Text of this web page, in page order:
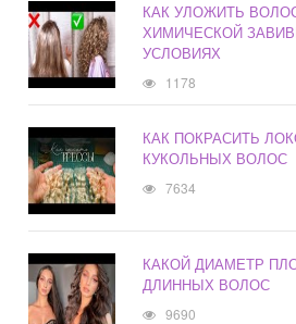
КАК УЛОЖИТЬ
ХИМИЧЕСКОЙ
УСЛОВИЯХ
1178
КАК ПОКРАСИТЬ
КУКОЛЬНЫХ ВОЛОС
7634
КАКОЙ ДИАМЕТР
ДЛИННЫХ ВОЛОС
9690